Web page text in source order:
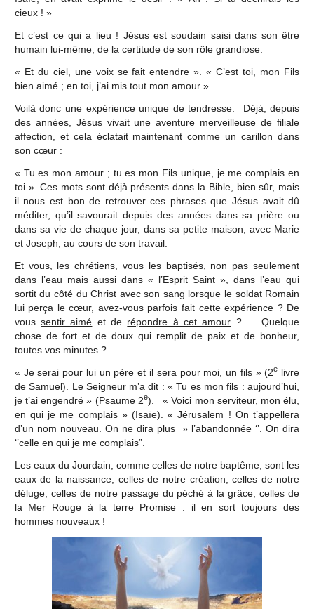
cieux ! »
Et c’est ce qui a lieu ! Jésus est soudain saisi dans son être
humain lui-même, de la certitude de son rôle grandiose.
« Et du ciel, une voix se fait entendre ». « C’est toi, mon Fils
bien aimé ; en toi, j’ai mis tout mon amour ».
Voilà donc une expérience unique de tendresse. Déjà, depuis
des années, Jésus vivait une aventure merveilleuse de filiale
affection, et cela éclatait maintenant comme un carillon dans
son cœur :
« Tu es mon amour ; tu es mon Fils unique, je me complais en
toi ». Ces mots sont déjà présents dans la Bible, bien sûr, mais
il nous est bon de retrouver ces phrases que Jésus avait dû
méditer, qu’il savourait depuis des années dans sa prière ou
dans sa vie de chaque jour, dans sa petite maison, avec Marie
et Joseph, au cours de son travail.
Et vous, les chrétiens, vous les baptisés, non pas seulement
dans l’eau mais aussi dans « l’Esprit Saint », dans l’eau qui
sortit du côté du Christ avec son sang lorsque le soldat Romain
lui perça le cœur, avez-vous parfois fait cette expérience ? De
voussentir aimé et de répondre à cet amour ? … Quelque
chose de fort et de doux qui remplit de paix et de bonheur,
toutes vos minutes ?
« Je serai pour lui un père et il sera pour moi, un fils » (2e livre
de Samuel). Le Seigneur m’a dit : « Tu es mon fils : aujourd’hui,
je t’ai engendré » (Psaume 2e). « Voici mon serviteur, mon élu,
en qui je me complais » (Isaïe). « Jérusalem ! On t’appellera
d’un nom nouveau. On ne dira plus » l’abandonnée ‘’. On dira
‘’celle en qui je me complais”.
Les eaux du Jourdain, comme celles de notre baptême, sont les
eaux de la naissance, celles de notre création, celles de notre
déluge, celles de notre passage du péché à la grâce, celles de
la Mer Rouge à la terre Promise : il en sort toujours des
hommes nouveaux !